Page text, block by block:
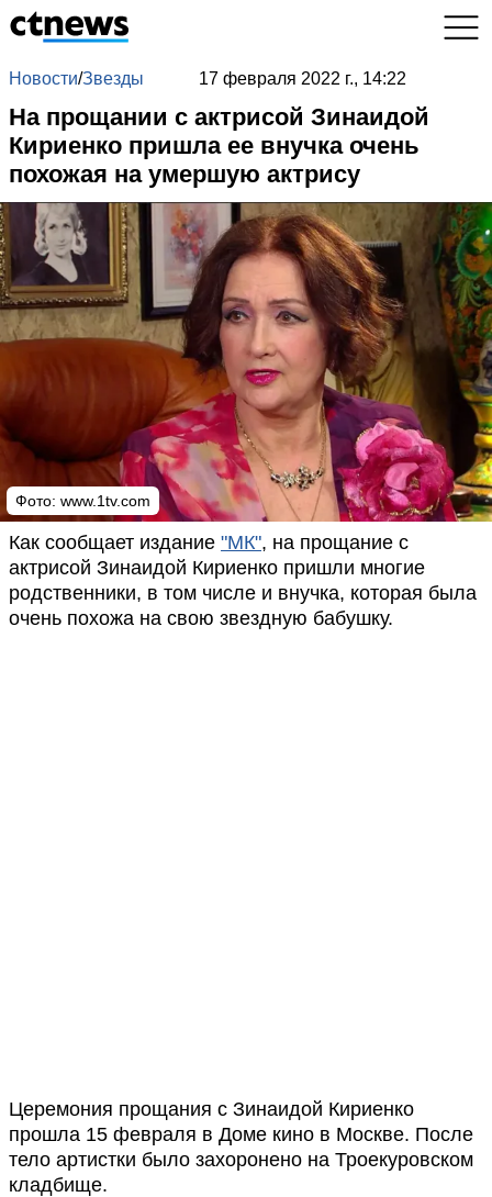
Новости/Звезды 17 февраля 2022 г., 14:22
На прощании с актрисой Зинаидой
Кириенко пришла ее внучка очень
похожая на умершую актрису
Фото: www.1tv.com
Как сообщает издание "МК", на прощание с
актрисой Зинаидой Кириенко пришли многие
родственники, в том числе и внучка, которая была
очень похожа на свою звездную бабушку.
Церемония прощания с Зинаидой Кириенко
прошла 15 февраля в Доме кино в Москве. После
тело артистки было захоронено на Троекуровском
кладбище.